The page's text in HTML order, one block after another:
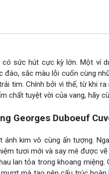
sức hút cực kỳ lớn. Một ví
đáo, sắc màu lỗi cuốn cùng
tim. Chính bởi vì thế, từ khi
chất tuyệt vời của vang, hãy
Georges Duboeuf
ánh kim vô cùng ấn tượng.
tươi mới và say mê được
lan tỏa trong khoang